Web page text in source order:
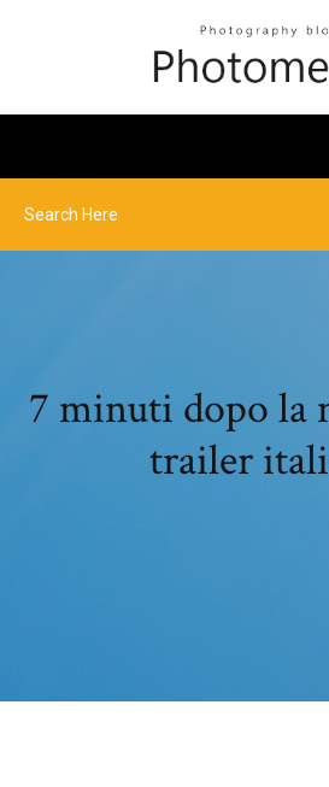
7 minuti dopo la
trailer